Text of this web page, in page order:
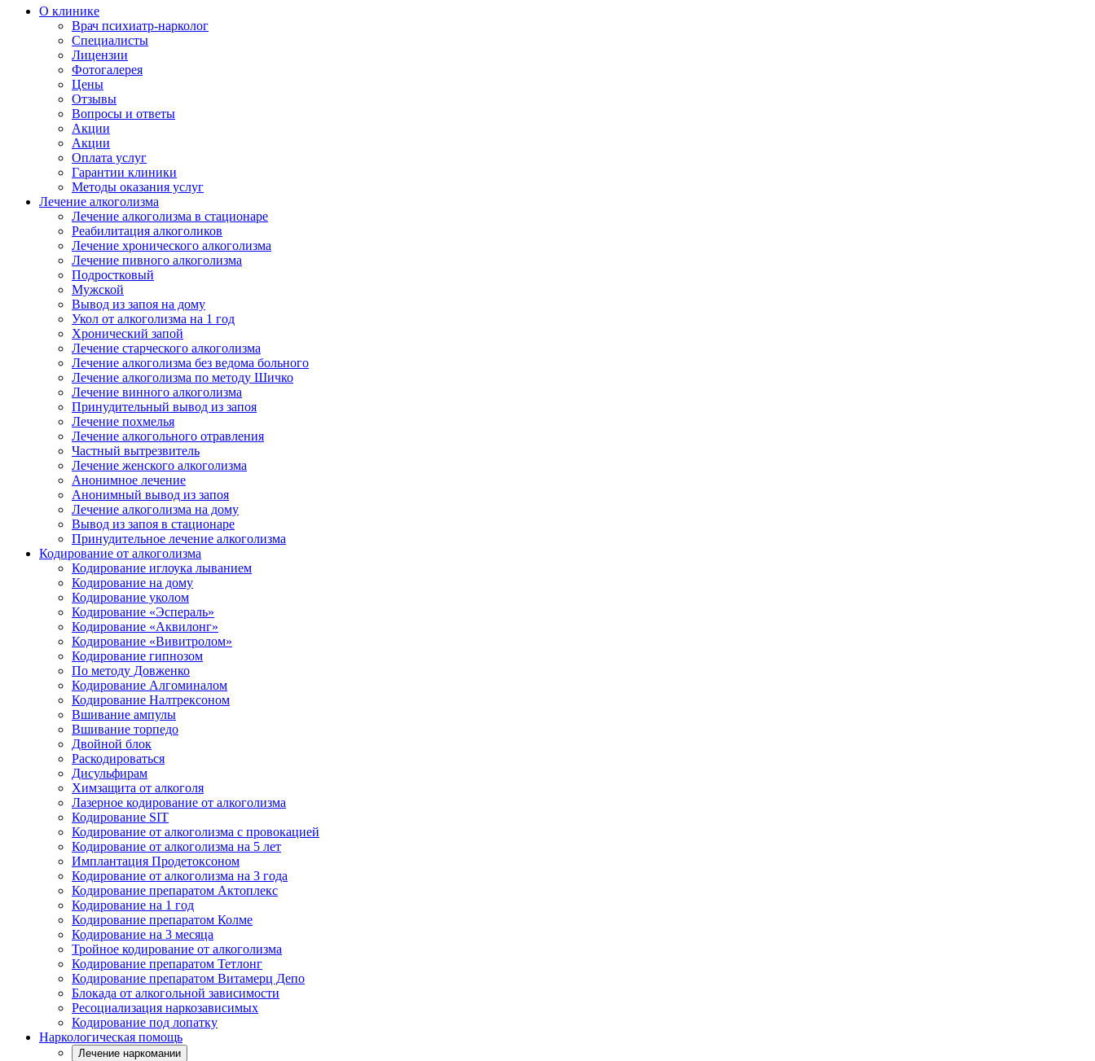
О клинике
Врач психиатр-нарколог
Специалисты
Лицензии
Фотогалерея
Цены
Отзывы
Вопросы и ответы
Акции
Акции
Оплата услуг
Гарантии клиники
Методы оказания услуг
Лечение алкоголизма
Лечение алкоголизма в стационаре
Реабилитация алкоголиков
Лечение хронического алкоголизма
Лечение пивного алкоголизма
Подростковый
Мужской
Вывод из запоя на дому
Укол от алкоголизма на 1 год
Хронический запой
Лечение старческого алкоголизма
Лечение алкоголизма без ведома больного
Лечение алкоголизма по методу Шичко
Лечение винного алкоголизма
Принудительный вывод из запоя
Лечение похмелья
Лечение алкогольного отравления
Частный вытрезвитель
Лечение женского алкоголизма
Анонимное лечение
Анонимный вывод из запоя
Лечение алкоголизма на дому
Вывод из запоя в стационаре
Принудительное лечение алкоголизма
Кодирование от алкоголизма
Кодирование иглоука лыванием
Кодирование на дому
Кодирование уколом
Кодирование «Эспераль»
Кодирование «Аквилонг»
Кодирование «Вивитролом»
Кодирование гипнозом
По методу Довженко
Кодирование Алгоминалом
Кодирование Налтрексоном
Вшивание ампулы
Вшивание торпедо
Двойной блок
Раскодироваться
Дисульфирам
Химзащита от алкоголя
Лазерное кодирование от алкоголизма
Кодирование SIT
Кодирование от алкоголизма с провокацией
Кодирование от алкоголизма на 5 лет
Имплантация Продетоксоном
Кодирование от алкоголизма на 3 года
Кодирование препаратом Актоплекс
Кодирование на 1 год
Кодирование препаратом Колме
Кодирование на 3 месяца
Тройное кодирование от алкоголизма
Кодирование препаратом Тетлонг
Кодирование препаратом Витамерц Депо
Блокада от алкогольной зависимости
Ресоциализация наркозависимых
Кодирование под лопатку
Наркологическая помощь
Лечение наркомании